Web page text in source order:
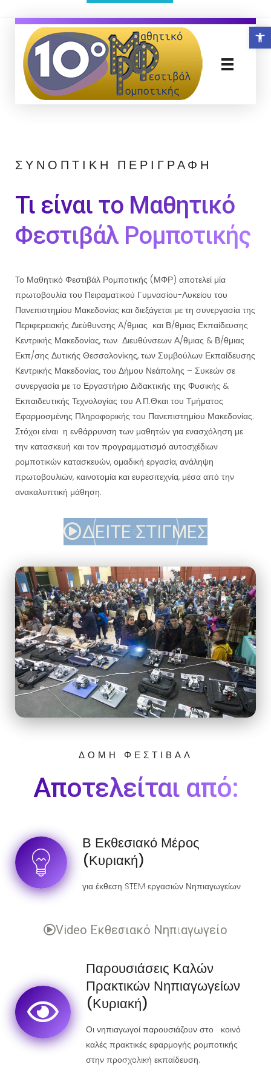
ΣΥΝΟΠΤΙΚΗ ΠΕΡΙΓΡΑΦΗ
Τι είναι το Μαθητικό
Φεστιβάλ Ρομποτικής
Το Μαθητικό Φεστιβάλ Ρομποτικής (ΜΦΡ) αποτελεί μία
πρωτοβουλία του Πειραματικού Γυμνασίου-Λυκείου του
Πανεπιστημίου Μακεδονίας και διεξάγεται με τη συνεργασία της
Περιφερειακής Διεύθυνσης Α/θμιας και Β/θμιας Εκπαίδευσης
Κεντρικής Μακεδονίας, των Διευθύνσεων Α/θμιας & Β/θμιας
Εκπ/σης Δυτικής Θεσσαλονίκης, των Συμβούλων Εκπαίδευσης
Κεντρικής Μακεδονίας, του Δήμου Νεάπολης – Συκεών σε
συνεργασία με το Εργαστήριο Διδακτικής της Φυσικής &
Εκπαιδευτικής Τεχνολογίας του Α.Π.Θκαι του Τμήματος
Εφαρμοσμένης Πληροφορικής του Πανεπιστημίου Μακεδονίας.
Στόχοι είναι η ενθάρρυνση των μαθητών για ενασχόληση με
την κατασκευή και τον προγραμματισμό αυτοσχέδιων
ρομποτικών κατασκευών, ομαδική εργασία, ανάληψη
πρωτοβουλιών, καινοτομία και ευρεσιτεχνία, μέσα από την
ανακαλυπτική μάθηση.
ΔΕΙΤΕ ΣΤΙΓΜΕΣ
ΔΟΜΗ ΦΕΣΤΙΒΑΛ
Αποτελείται από:
Β Εκθεσιακό Μέρος
(Κυριακή)
για έκθεση STEM εργασιών Νηπιαγωγείων
Video Εκθεσιακό Νηπιαγωγείο
Παρουσιάσεις Καλών
Πρακτικών Νηπιαγωγείων
(Κυριακή)
Οι νηπιαγωγοί παρουσιάζουν στο κοινό
καλές πρακτικές εφαρμογής ρομποτικής
στην προσχολική εκπαίδευση.